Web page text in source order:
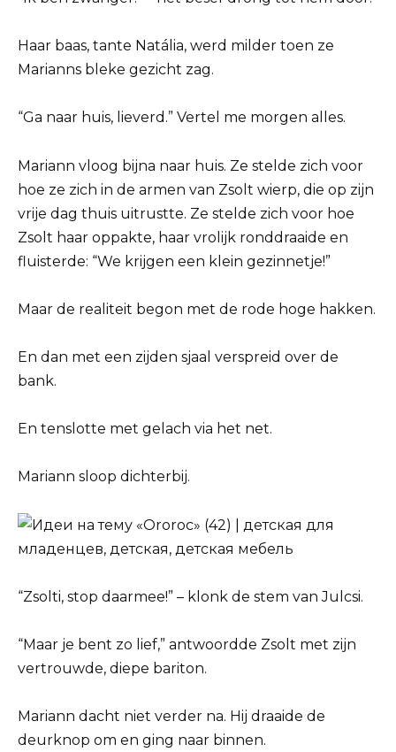
Haar baas, tante Natália, werd milder toen ze
Marianns bleke gezicht zag.
“Ga naar huis, lieverd.” Vertel me morgen alles.
Mariann vloog bijna naar huis. Ze stelde zich voor
hoe ze zich in de armen van Zsolt wierp, die op zijn
vrije dag thuis uitrustte. Ze stelde zich voor hoe
Zsolt haar oppakte, haar vrolijk ronddraaide en
fluisterde: “We krijgen een klein gezinnetje!”
Maar de realiteit begon met de rode hoge hakken.
En dan met een zijden sjaal verspreid over de
bank.
En tenslotte met gelach via het net.
Mariann sloop dichterbij.
“Zsolti, stop daarmee!” – klonk de stem van Julcsi.
“Maar je bent zo lief,” antwoordde Zsolt met zijn
vertrouwde, diepe bariton.
Mariann dacht niet verder na. Hij draaide de
deurknop om en ging naar binnen.